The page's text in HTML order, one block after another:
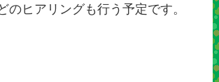
のヒアリングも行う予定です。